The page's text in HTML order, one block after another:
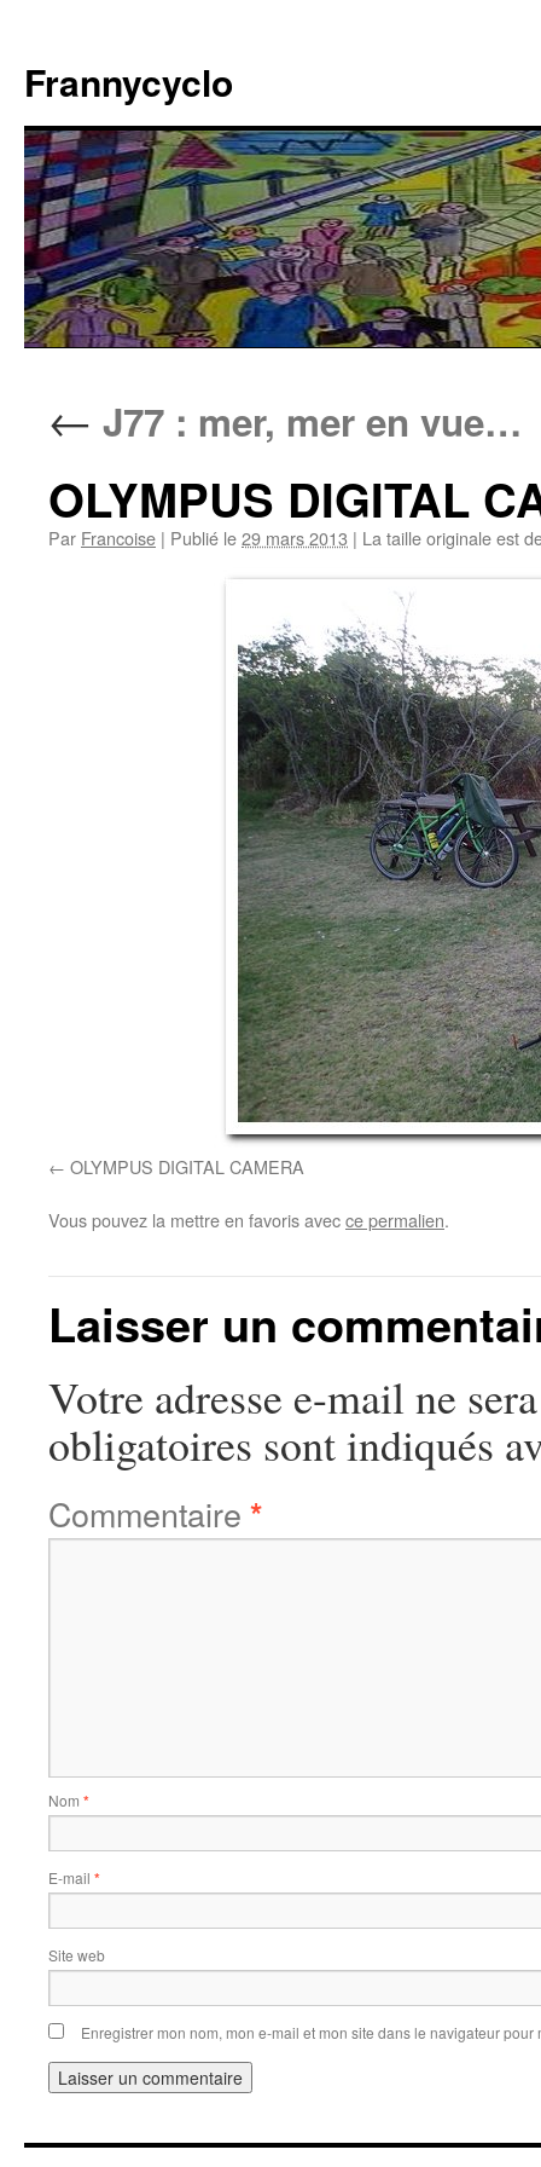
contenu
Frannycyclo
← J77 : mer, mer en vue…
OLYMPUS DIGITAL
Par Francoise | Publié le29 mars 2013 | La taille originale est
OLYMPUS DIGITAL CAMERA
Vous pouvez la mettre en favoris avecce permalien.
Laisser un
Votre adresse e-mail ne
obligatoires sont indiqués
Commentaire *
Nom *
E-mail *
Site web
Enregistrer mon nom, mon e-mail et mon site dans le navigateur